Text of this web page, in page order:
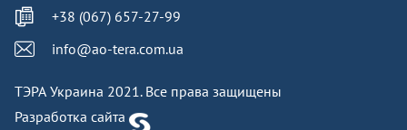
+38 (067) 657-27-99
info@ao-tera.com.ua
ТЭРА Украина 2021. Все права защищены
Разработка сайта